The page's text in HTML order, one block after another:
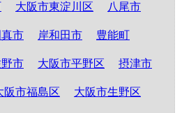
大阪市東淀川区 八尾市
真市 岸和田市 豊能町
市 大阪市平野区 摂津市
阪市福島区 大阪市生野区